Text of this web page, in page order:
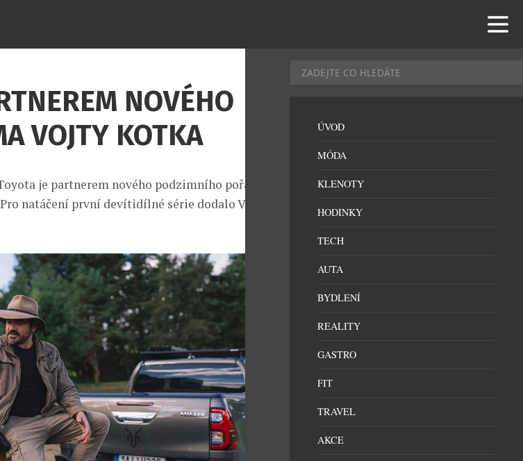
NOVÉHO
VOJTY KOTKA
je partnerem nového podzimního pořadu
natáčení první devítidílné série dodalo Vojtovi
ÚVOD
MÓDA
KLENOTY
HODINKY
TECH
AUTA
BYDLENÍ
REALITY
GASTRO
FIT
TRAVEL
AKCE